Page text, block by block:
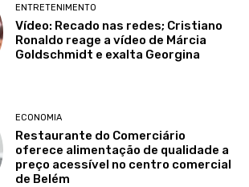
ENTRETENIMENTO
Vídeo: Recado nas redes; Cristiano
Ronaldo reage a vídeo de Márcia
Goldschmidt e exalta Georgina
ECONOMIA
Restaurante do Comerciário
oferece alimentação de qualidade a
preço acessível no centro comercial
de Belém